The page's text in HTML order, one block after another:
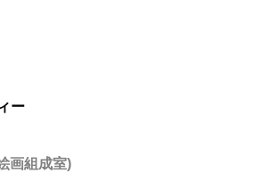
ー
画組成室)